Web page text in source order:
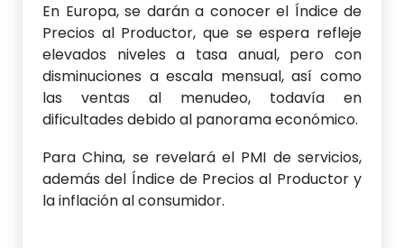
En Europa, se darán a conocer el Índice de
Precios al Productor, que se espera refleje
elevados niveles a tasa anual, pero con
disminuciones a escala mensual, así como
las ventas al menudeo, todavía en
dificultades debido al panorama económico.
Para China, se revelará el PMI de servicios,
además del Índice de Precios al Productor y
la inflación al consumidor.